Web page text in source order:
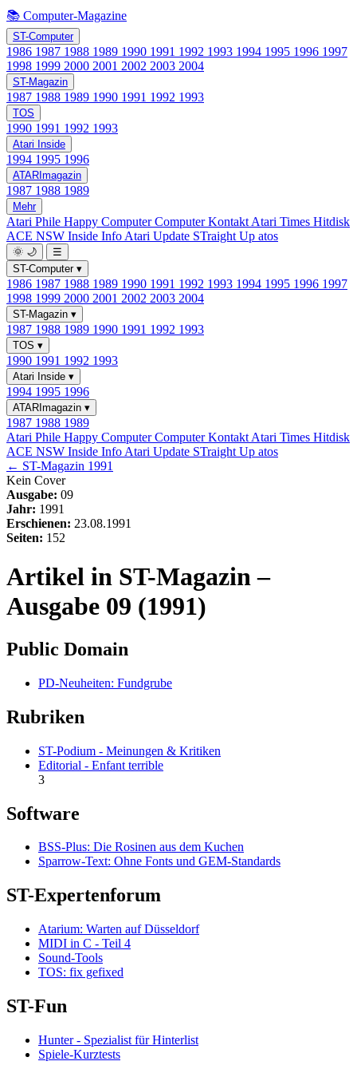
📚 Computer-Magazine
ST-Computer
1986 1987 1988 1989 1990 1991 1992 1993 1994 1995 1996 1997
1998 1999 2000 2001 2002 2003 2004
ST-Magazin
1987 1988 1989 1990 1991 1992 1993
TOS
1990 1991 1992 1993
Atari Inside
1994 1995 1996
ATARImagazin
1987 1988 1989
Mehr
Atari Phile Happy ComputerComputer Kontakt Atari Times Hitdisk
ACE NSW Inside Info Atari Update STraight Up atos
🌞 🌙
☰
ST-Computer ▾
1986 1987 1988 1989 1990 1991 1992 1993 1994 1995 1996 1997
1998 1999 2000 2001 2002 2003 2004
ST-Magazin ▾
1987 1988 1989 1990 1991 1992 1993
TOS ▾
1990 1991 1992 1993
Atari Inside ▾
1994 1995 1996
ATARImagazin ▾
1987 1988 1989
Atari Phile Happy ComputerComputer Kontakt Atari Times Hitdisk
ACE NSW Inside Info Atari Update STraight Up atos
← ST-Magazin 1991
Kein Cover
Ausgabe: 09
Jahr: 1991
Erschienen: 23.08.1991
Seiten: 152
Artikel in ST-Magazin –
Ausgabe 09 (1991)
Public Domain
PD-Neuheiten: Fundgrube
Rubriken
ST-Podium - Meinungen & Kritiken
Editorial - Enfant terrible
3
Software
BSS-Plus: Die Rosinen aus dem Kuchen
Sparrow-Text: Ohne Fonts und GEM-Standards
ST-Expertenforum
Atarium: Warten auf Düsseldorf
MIDI in C - Teil 4
Sound-Tools
TOS: fix gefixed
ST-Fun
Hunter - Spezialist für Hinterlist
Spiele-Kurztests